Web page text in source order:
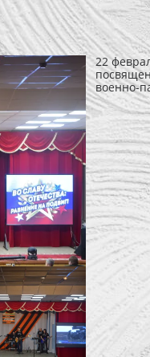
22
военно-